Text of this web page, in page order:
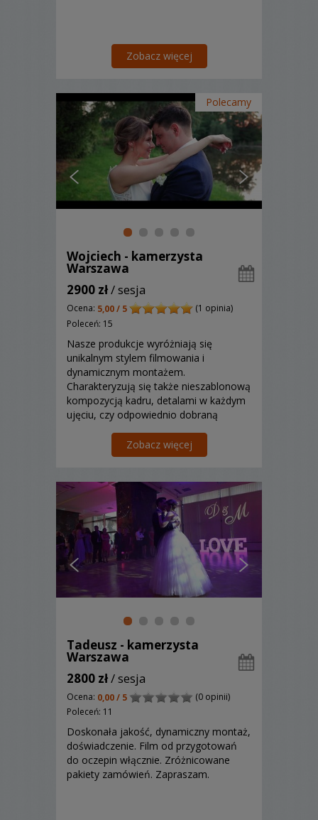
Zobacz więcej
Polecamy
Wojciech - kamerzysta
Warszawa
2900 zł/ sesja
Ocena: 5,00 / 5
(1 opinia)
Poleceń: 15
Nasze produkcje wyróżniają się
unikalnym stylem filmowania i
dynamicznym montażem.
Charakteryzują się także nieszablonową
kompozycją kadru, detalami w każdym
ujęciu, czy odpowiednio dobraną
Zobacz więcej
Tadeusz - kamerzysta
Warszawa
2800 zł/ sesja
Ocena: 0,00 / 5
(0 opinii)
Poleceń: 11
Doskonała jakość, dynamiczny montaż,
doświadczenie. Film od przygotowań
do oczepin włącznie. Zróżnicowane
pakiety zamówień. Zapraszam.